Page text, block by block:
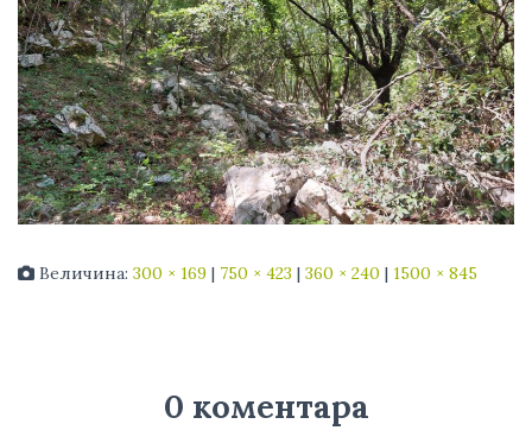
Величина: 300 × 169 | 750 × 423 | 360 × 240 | 1500 × 845
0 коментара